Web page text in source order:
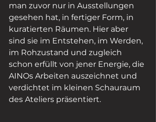
man zuvor nur in Ausstellungen
gesehen hat, in fertiger Form, in
kuratierten Räumen. Hier aber
sind sie im Entstehen, im Werden,
im Rohzustand und zugleich
schon erfüllt von jener Energie, die
AINOs Arbeiten auszeichnet und
verdichtet im kleinen Schauraum
des Ateliers präsentiert.